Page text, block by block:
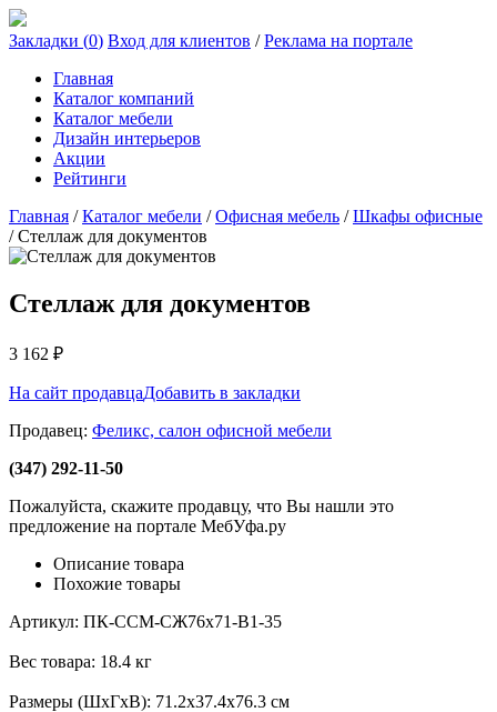
Закладки (0) Вход для клиентов /Реклама на портале
Главная
Каталог компаний
Каталог мебели
Дизайн интерьеров
Акции
Рейтинги
Главная /Каталог мебели /Офисная мебель /Шкафы офисные
/Стеллаж для документов
Стеллаж для документов
3 162 ₽
На сайт продавцаДобавить в закладки
Продавец: Феликс, салон офисной мебели
(347) 292-11-50
Пожалуйста, скажите продавцу, что Вы нашли это
предложение на портале МебУфа.ру
Описание товара
Похожие товары
Артикул: ПК-ССМ-СЖ76х71-В1-35
Вес товара: 18.4 кг
Размеры (ШхГхВ): 71.2х37.4х76.3 см